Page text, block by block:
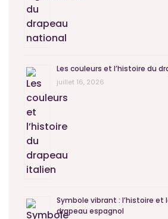
Les couleurs et l’histoire du
juillet 16, 2026
Symbole vibrant : l’histoire et
drapeau espagnol